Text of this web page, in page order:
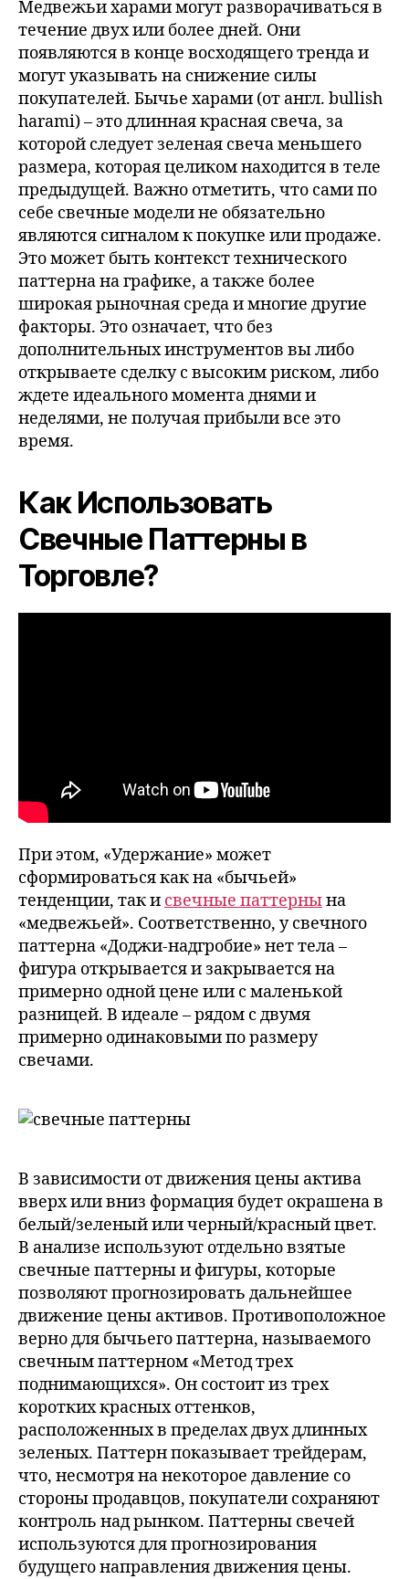
Медвежьи харами могут разворачиваться в
течение двух или более дней. Они
появляются в конце восходящего тренда и
могут указывать на снижение силы
покупателей. Бычье харами (от англ. bullish
harami) – это длинная красная свеча, за
которой следует зеленая свеча меньшего
размера, которая целиком находится в теле
предыдущей. Важно отметить, что сами по
себе свечные модели не обязательно
являются сигналом к покупке или продаже.
Это может быть контекст технического
паттерна на графике, а также более
широкая рыночная среда и многие другие
факторы. Это означает, что без
дополнительных инструментов вы либо
открываете сделку с высоким риском, либо
ждете идеального момента днями и
неделями, не получая прибыли все это
время.
Как Использовать
Свечные Паттерны в
Торговле?
При этом, «Удержание» может
сформироваться как на «бычьей»
тенденции, так и свечные паттернына
«медвежьей». Соответственно, у свечного
паттерна «Доджи-надгробие» нет тела –
фигура открывается и закрывается на
примерно одной цене или с маленькой
разницей. В идеале – рядом с двумя
примерно одинаковыми по размеру
свечами.
В зависимости от движения цены актива
вверх или вниз формация будет окрашена в
белый/зеленый или черный/красный цвет.
В анализе используют отдельно взятые
свечные паттерны и фигуры, которые
позволяют прогнозировать дальнейшее
движение цены активов. Противоположное
верно для бычьего паттерна, называемого
свечным паттерном «Метод трех
поднимающихся». Он состоит из трех
коротких красных оттенков,
расположенных в пределах двух длинных
зеленых. Паттерн показывает трейдерам,
что, несмотря на некоторое давление со
стороны продавцов, покупатели сохраняют
контроль над рынком. Паттерны свечей
используются для прогнозирования
будущего направления движения цены.